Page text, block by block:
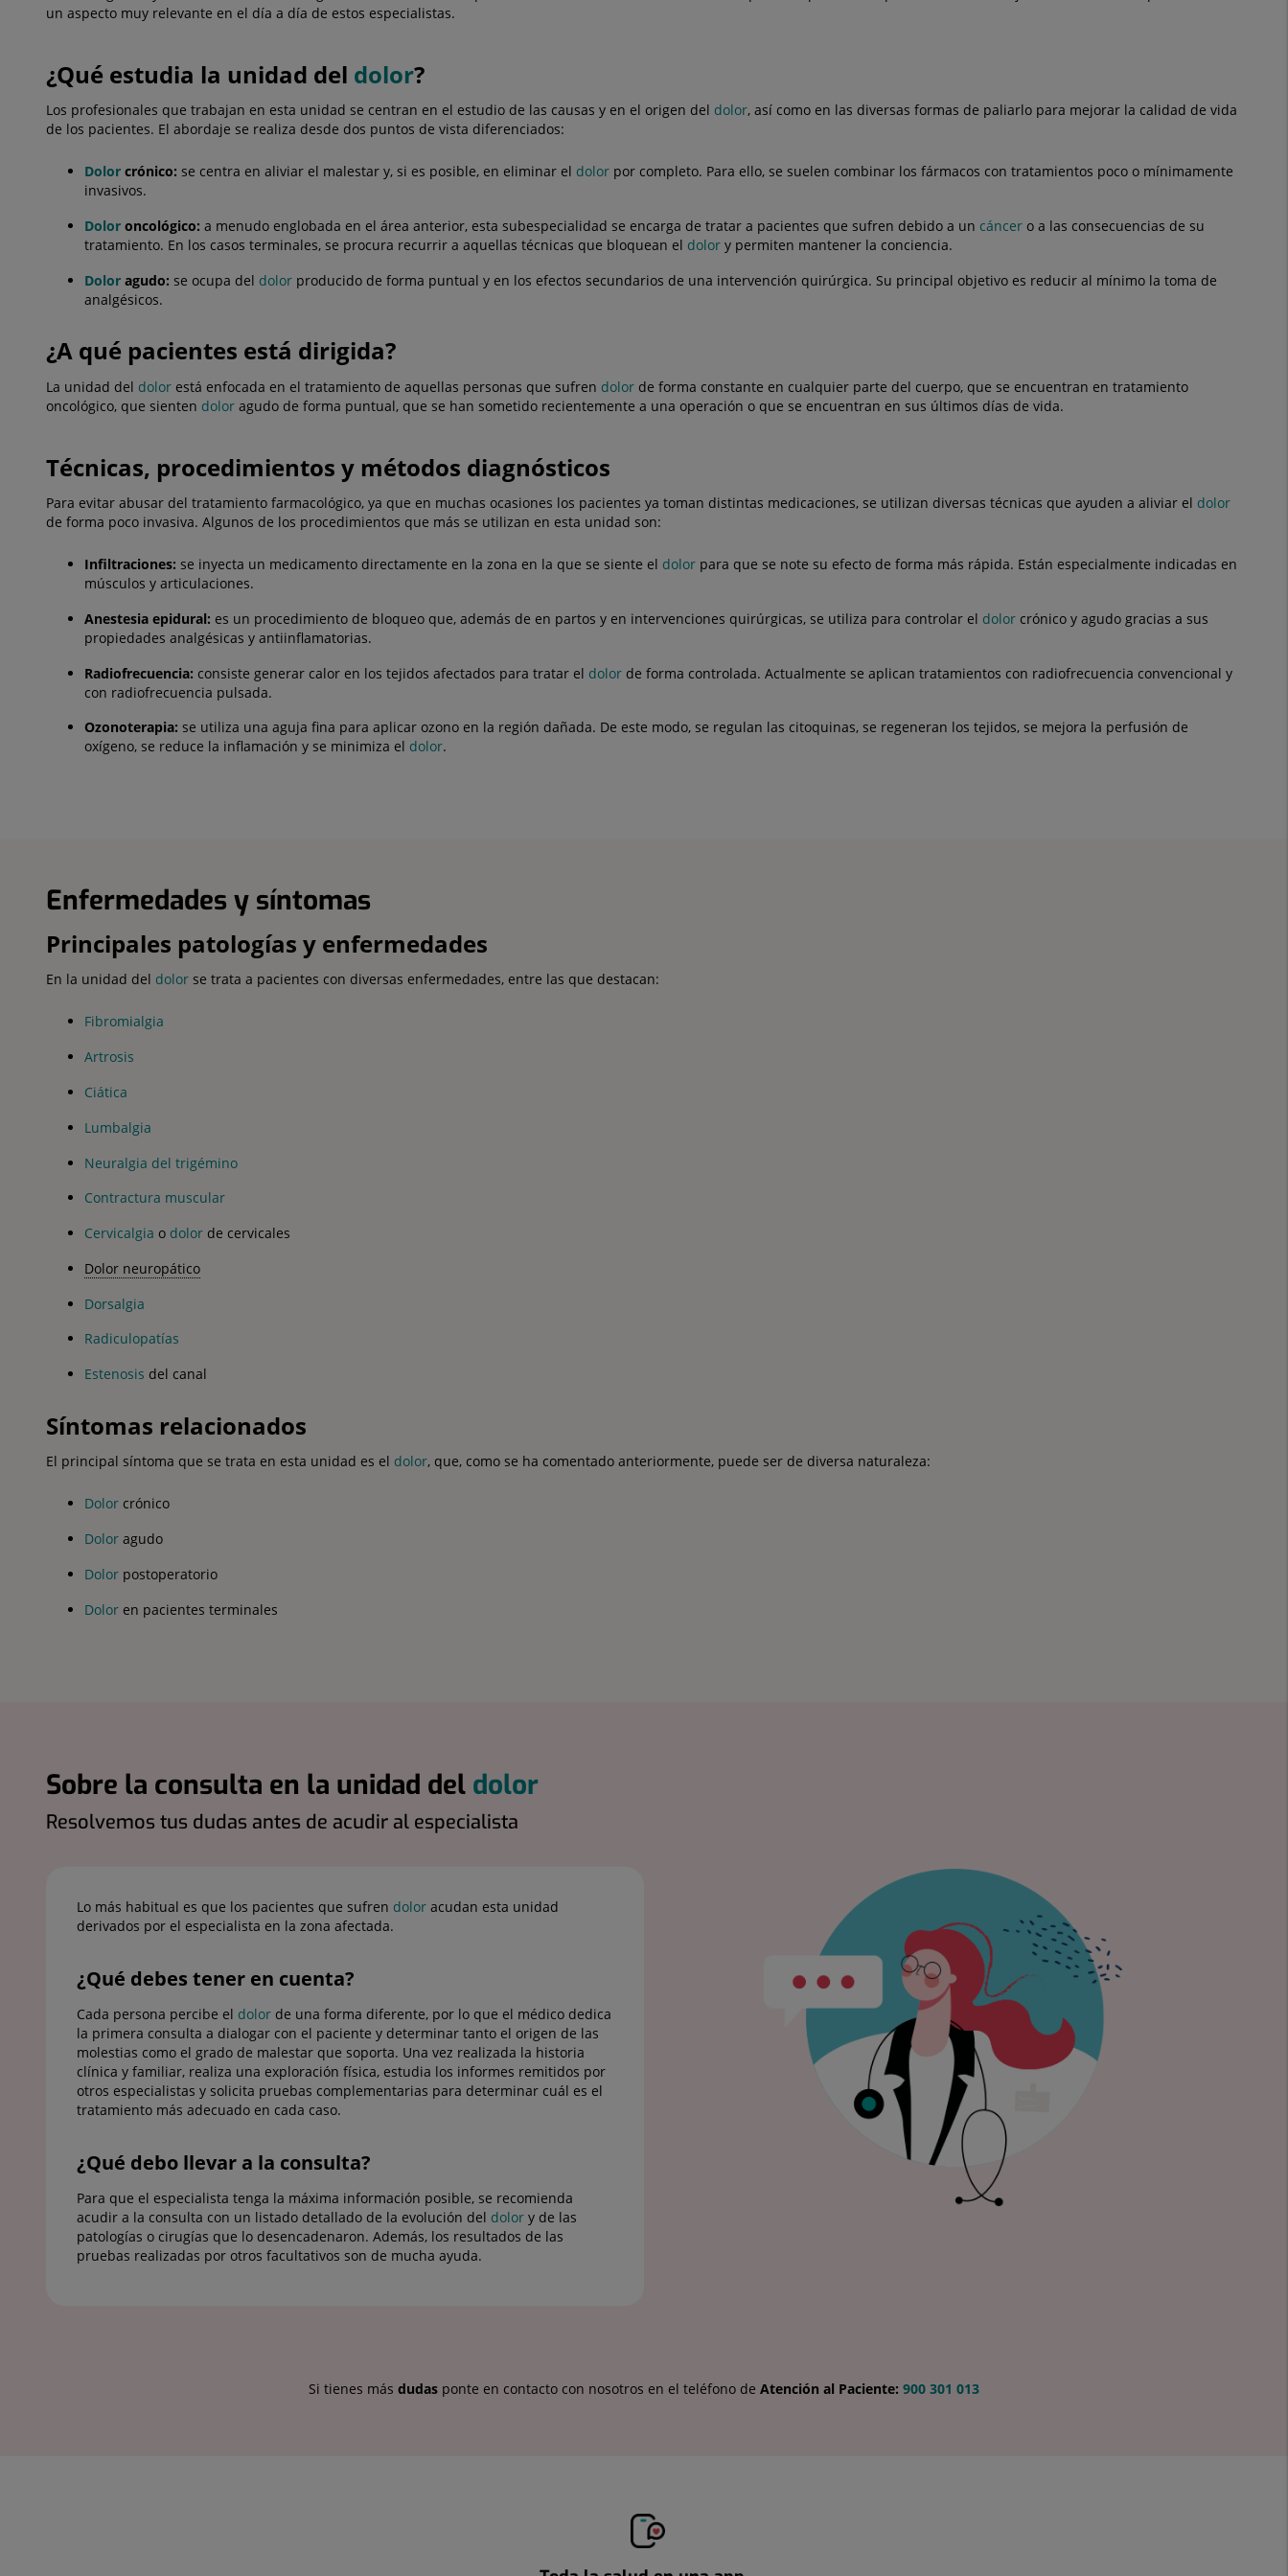
un aspecto muy relevante en el día a día de estos especialistas.
¿Qué estudia la unidad del dolor?
Los profesionales que trabajan en esta unidad se centran en el estudio de las causas y en el origen del dolor, así como en las diversas formas de paliarlo para mejorar la calidad de vida
de los pacientes. El abordaje se realiza desde dos puntos de vista diferenciados:
Dolor crónico: se centra en aliviar el malestar y, si es posible, en eliminar el dolor por completo. Para ello, se suelen combinar los fármacos con tratamientos poco o mínimamente
invasivos.
Dolor oncológico: a menudo englobada en el área anterior, esta subespecialidad se encarga de tratar a pacientes que sufren debido a un cáncer o a las consecuencias de su
tratamiento. En los casos terminales, se procura recurrir a aquellas técnicas que bloquean el dolor y permiten mantener la conciencia.
Dolor agudo: se ocupa del dolor producido de forma puntual y en los efectos secundarios de una intervención quirúrgica. Su principal objetivo es reducir al mínimo la toma de
analgésicos.
¿A qué pacientes está dirigida?
La unidad del dolor está enfocada en el tratamiento de aquellas personas que sufren dolor de forma constante en cualquier parte del cuerpo, que se encuentran en tratamiento
oncológico, que sienten dolor agudo de forma puntual, que se han sometido recientemente a una operación o que se encuentran en sus últimos días de vida.
Técnicas, procedimientos y métodos diagnósticos
Para evitar abusar del tratamiento farmacológico, ya que en muchas ocasiones los pacientes ya toman distintas medicaciones, se utilizan diversas técnicas que ayuden a aliviar el dolor
de forma poco invasiva. Algunos de los procedimientos que más se utilizan en esta unidad son:
Infiltraciones: se inyecta un medicamento directamente en la zona en la que se siente el dolor para que se note su efecto de forma más rápida. Están especialmente indicadas en
músculos y articulaciones.
Anestesia epidural: es un procedimiento de bloqueo que, además de en partos y en intervenciones quirúrgicas, se utiliza para controlar el dolor crónico y agudo gracias a sus
propiedades analgésicas y antiinflamatorias.
Radiofrecuencia: consiste generar calor en los tejidos afectados para tratar el dolor de forma controlada. Actualmente se aplican tratamientos con radiofrecuencia convencional y
con radiofrecuencia pulsada.
Ozonoterapia: se utiliza una aguja fina para aplicar ozono en la región dañada. De este modo, se regulan las citoquinas, se regeneran los tejidos, se mejora la perfusión de
oxígeno, se reduce la inflamación y se minimiza el dolor.
Enfermedades y síntomas
Principales patologías y enfermedades
En la unidad del dolor se trata a pacientes con diversas enfermedades, entre las que destacan:
Fibromialgia
Artrosis
Ciática
Lumbalgia
Neuralgia del trigémino
Contractura muscular
Cervicalgia o dolor de cervicales
Dolor neuropático
Dorsalgia
Radiculopatías
Estenosis del canal
Síntomas relacionados
El principal síntoma que se trata en esta unidad es el dolor, que, como se ha comentado anteriormente, puede ser de diversa naturaleza:
Dolor crónico
Dolor agudo
Dolor postoperatorio
Dolor en pacientes terminales
Sobre la consulta en la unidad del dolor
Resolvemos tus dudas antes de acudir al especialista
Lo más habitual es que los pacientes que sufren dolor acudan esta unidad
derivados por el especialista en la zona afectada.
¿Qué debes tener en cuenta?
Cada persona percibe el dolor de una forma diferente, por lo que el médico dedica
la primera consulta a dialogar con el paciente y determinar tanto el origen de las
molestias como el grado de malestar que soporta. Una vez realizada la historia
clínica y familiar, realiza una exploración física, estudia los informes remitidos por
otros especialistas y solicita pruebas complementarias para determinar cuál es el
tratamiento más adecuado en cada caso.
¿Qué debo llevar a la consulta?
Para que el especialista tenga la máxima información posible, se recomienda
acudir a la consulta con un listado detallado de la evolución del dolor y de las
patologías o cirugías que lo desencadenaron. Además, los resultados de las
pruebas realizadas por otros facultativos son de mucha ayuda.
Si tienes más dudas ponte en contacto con nosotros en el teléfono de Atención al Paciente: 900 301 013